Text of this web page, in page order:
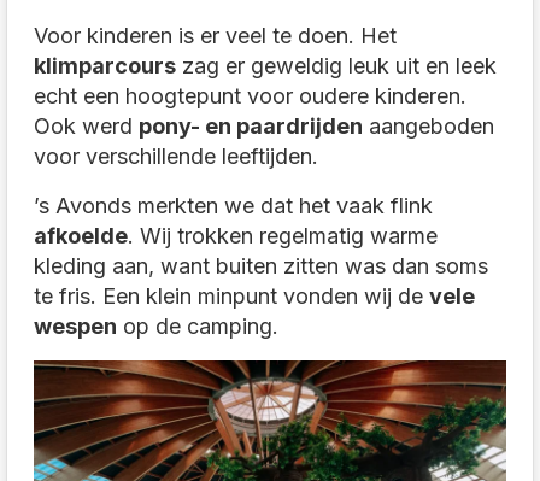
Voor kinderen is er veel te doen. Het
klimparcourszag er geweldig leuk uit en leek
echt een hoogtepunt voor oudere kinderen.
Ook werd pony- en paardrijden aangeboden
voor verschillende leeftijden.
’s Avonds merkten we dat het vaak flink
afkoelde. Wij trokken regelmatig warme
kleding aan, want buiten zitten was dan soms
te fris. Een klein minpunt vonden wij de vele
wespen op de camping.